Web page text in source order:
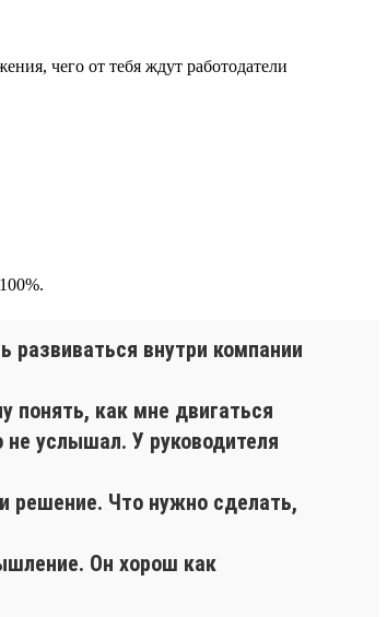
чего от тебя ждут работодатели
внутри компании
понять, как мне двигаться
услышал. У руководителя
решение. Что нужно сделать,
Он хорош как